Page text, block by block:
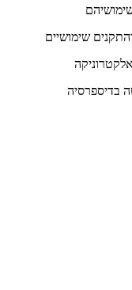
שימושיים
בדיספרסיה